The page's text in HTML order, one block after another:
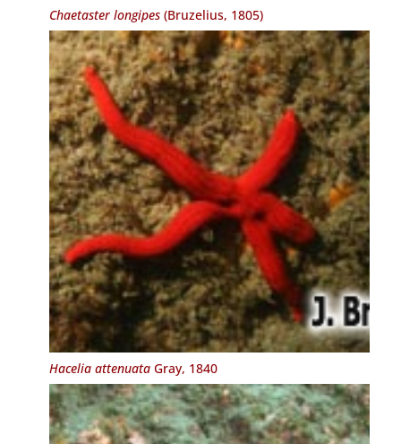
Chaetaster longipes(Bruzelius, 1805)
Hacelia attenuataGray, 1840